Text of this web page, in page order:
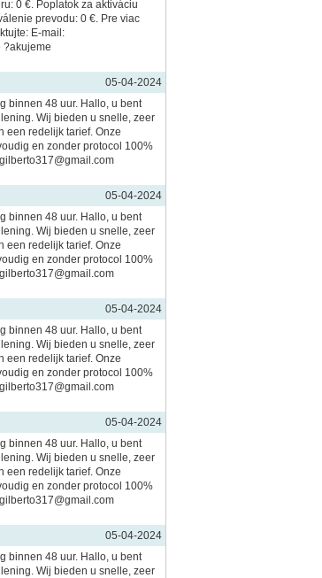
0 €. Poplatok za aktiváciu
prevodu: 0 €. Pre viac
E-mail:
?akujeme
05-04-2024
binnen 48 uur. Hallo, u bent
Wij bieden u snelle, zeer
een redelijk tarief. Onze
en zonder protocol 100%
05-04-2024
binnen 48 uur. Hallo, u bent
Wij bieden u snelle, zeer
een redelijk tarief. Onze
en zonder protocol 100%
05-04-2024
binnen 48 uur. Hallo, u bent
Wij bieden u snelle, zeer
een redelijk tarief. Onze
en zonder protocol 100%
05-04-2024
binnen 48 uur. Hallo, u bent
Wij bieden u snelle, zeer
een redelijk tarief. Onze
en zonder protocol 100%
05-04-2024
binnen 48 uur. Hallo, u bent
Wij bieden u snelle, zeer